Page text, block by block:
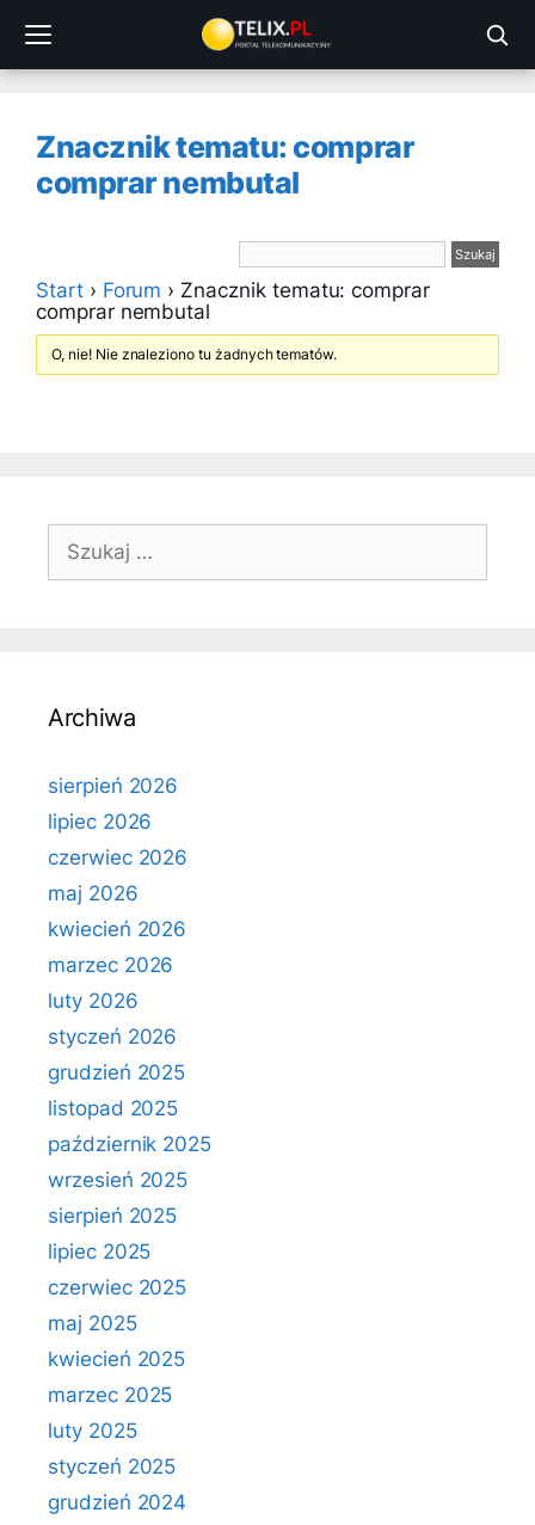
treści
Znacznik tematu: comprar
comprar nembutal
Start › Forum › Znacznik tematu: comprar
comprar nembutal
O, nie! Nie znaleziono tu żadnych tematów.
Szukaj:
Archiwa
sierpień 2026
lipiec 2026
czerwiec 2026
maj 2026
kwiecień 2026
marzec 2026
luty 2026
styczeń 2026
grudzień 2025
listopad 2025
październik 2025
wrzesień 2025
sierpień 2025
lipiec 2025
czerwiec 2025
maj 2025
kwiecień 2025
marzec 2025
luty 2025
styczeń 2025
grudzień 2024